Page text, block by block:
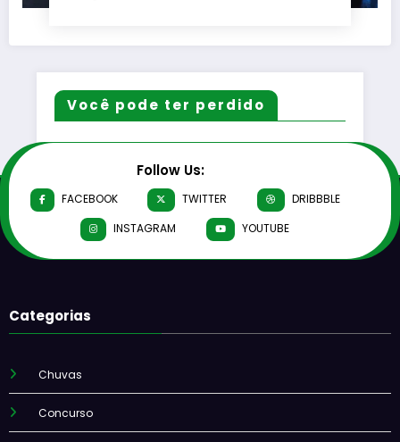
Você pode ter perdido
Follow Us:
FACEBOOK TWITTER
DRIBBBLE
INSTAGRAM
YOUTUBE
Categorias
Chuvas
Concurso